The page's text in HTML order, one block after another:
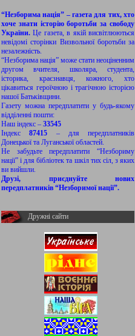
“Незборима нація” – газета для тих, хто
хоче знати історію боротьби за свободу
України.Це газета, в якій висвітлюються
невідомі сторінки Визвольної боротьби за
незалежність.
“Незборима нація” може стати неоціненним
другом вчителя, школяра, студента,
історика, краєзнавця, кожного, хто
цікавиться героїчною і трагічною історією
нашої Батьківщини.
Газету можна передплатити у будь-якому
відділенні пошти:
Наш індекс – 33545
Індекс87415 – для передплатників
Донецької та Луганської областей.
Не забудьте передплатити “Незбориму
нації” і для бібліотек та шкіл тих сіл, з яких
ви вийшли.
Друзі, приєднуйте нових
передплатників “Незборимої нації”.
Дружні сайти